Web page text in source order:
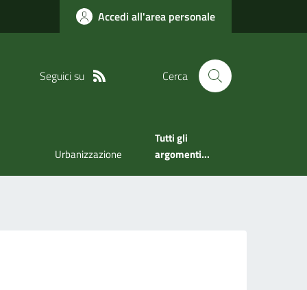
Accedi all'area personale
Seguici su Cerca
Urbanizzazione
Tutti gli
argomenti...